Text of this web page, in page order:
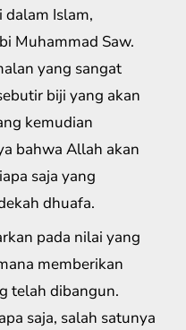
dalam Islam,
Muhammad Saw.
yang sangat
biji yang akan
kemudian
bahwa Allah akan
saja yang
dhuafa.
pada nilai yang
memberikan
telah dibangun.
saja, salah satunya